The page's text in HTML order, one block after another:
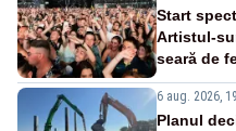
Start
Artistul-
seară de
6 aug. 2026,
Planul